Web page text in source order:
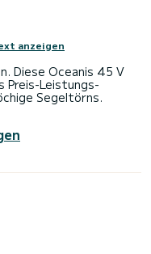
anzeigen
Diese Oceanis 45 V
Preis-Leistungs-
Segeltörns.
10, Das Schiff
Winde und